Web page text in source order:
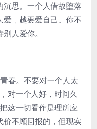
沉思。一个人借故堕落
爱，越要爱自己。你不
人爱你。
青春。不要对一个人太
对一个人好，时间久
这一切看作是理所应
价不顾回报的，但现实